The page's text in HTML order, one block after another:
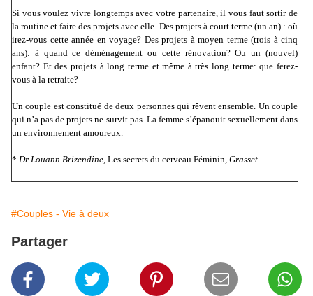
Si vous voulez vivre longtemps avec votre partenaire, il vous faut sortir de
la routine et faire des projets avec elle. Des projets à court terme (un an) : où
irez-vous cette année en voyage? Des projets à moyen terme (trois à cinq
ans): à quand ce déménagement ou cette rénovation? Ou un (nouvel)
enfant? Et des projets à long terme et même à très long terme: que ferez-
vous à la retraite?
Un couple est constitué de deux personnes qui rêvent ensemble. Un couple
qui n’a pas de projets ne survit pas. La femme s’épanouit sexuellement dans
un environnement amoureux.
* Dr Louann Brizendine, Les secrets du cerveau Féminin, Grasset.
#Couples - Vie à deux
Partager